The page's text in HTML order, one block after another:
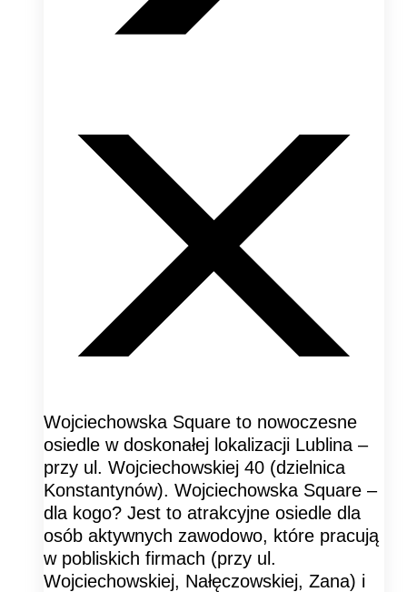
Wojciechowska Square to nowoczesne
osiedle w doskonałej lokalizacji Lublina –
przy ul. Wojciechowskiej 40 (dzielnica
Konstantynów). Wojciechowska Square –
dla kogo? Jest to atrakcyjne osiedle dla
osób aktywnych zawodowo, które pracują
w pobliskich firmach (przy ul.
Wojciechowskiej, Nałęczowskiej, Zana) i